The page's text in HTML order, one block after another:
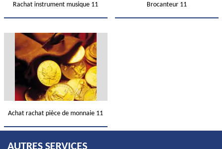
Rachat instrument musique 11 Brocanteur 11
Achat rachat pièce de monnaie 11